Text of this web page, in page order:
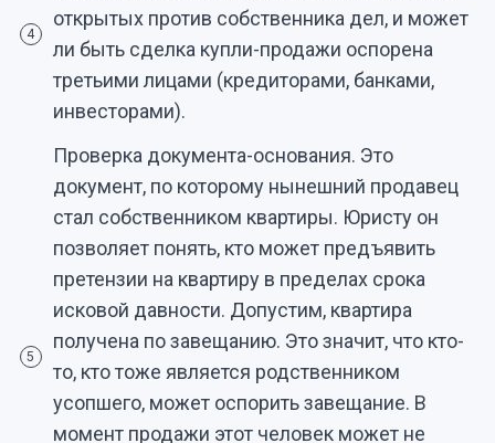
4
открытых против собственника дел, и может
ли быть сделка купли-продажи оспорена
третьими лицами (кредиторами, банками,
инвесторами).
5
Проверка документа-основания. Это
документ, по которому нынешний продавец
стал собственником квартиры. Юристу он
позволяет понять, кто может предъявить
претензии на квартиру в пределах срока
исковой давности. Допустим, квартира
получена по завещанию. Это значит, что кто-
то, кто тоже является родственником
усопшего, может оспорить завещание. В
момент продажи этот человек может не